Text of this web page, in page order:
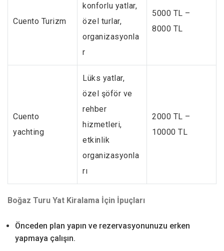
Cuento Turizm
konforlu yatlar,
özel turlar,
organizasyonla
r
5000 TL –
8000 TL
Cuento
yachting
Lüks yatlar,
özel şöför ve
rehber
hizmetleri,
etkinlik
organizasyonla
rı
2000 TL –
10000 TL
Boğaz Turu Yat Kiralama İçin İpuçları
Önceden plan yapın ve rezervasyonunuzu erken
yapmaya çalışın.